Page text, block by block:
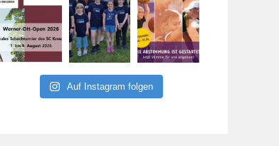
Auf Instagram folgen